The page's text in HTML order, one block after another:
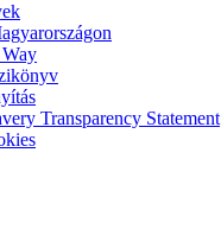
Transparency Statement